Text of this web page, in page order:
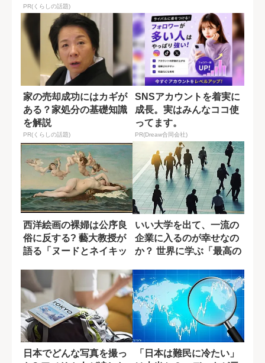
PR(くらしの話題)
家の売却成功にはカギが
ある？家処分の基礎知識
を解説
PR(くらしの話題)
SNSアカウントを着実に
成長。実はみんなココ使
ってます。
PR(Dreaw合同会社)
西洋絵画の裸婦は公序良
俗に反する? 藝大教授が
語る「ヌードとネイキッ
いい大学を出て、一流の
企業に入るのが幸せなの
か？ 世界に学ぶ「最高の
日本でどんな写真を撮っ
「日本は難民に冷たい」